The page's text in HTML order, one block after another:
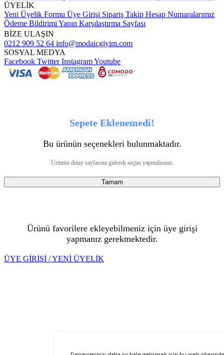
ÜYELİK
Yeni Üyelik Formu Üye Girişi Sipariş Takip Hesap Numaralarımız
Ödeme Bildirimi Yapın Karşılaştırma Sayfası
BİZE ULAŞIN
0212 909 52 64 info@modaicgiyim.com
SOSYAL MEDYA
Facebook TwitterInstagramYoutube
Sepete Eklenemedi!
Bu ürünün seçenekleri bulunmaktadır.
Ürünün detay sayfasına giderek seçim yapmalısınız.
Tamam
Ürünü favorilere ekleyebilmeniz için üye girişi
yapmanız gerekmektedir.
ÜYE GİRİŞİ / YENİ ÜYELİK